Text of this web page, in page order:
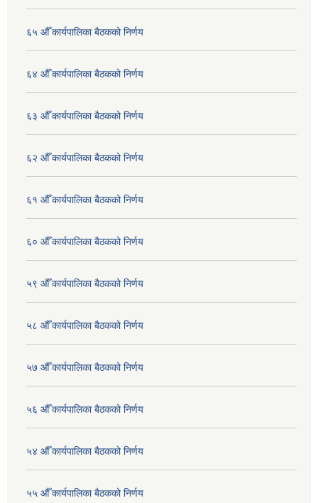
६५ औँ कार्यपालिका बैठकको निर्णय
६४ औँ कार्यपालिका बैठकको निर्णय
६३ औँ कार्यपालिका बैठकको निर्णय
६२ औँ कार्यपालिका बैठकको निर्णय
६१ औँ कार्यपालिका बैठकको निर्णय
६० औँ कार्यपालिका बैठकको निर्णय
५९ औँ कार्यपालिका बैठकको निर्णय
५८ औँ कार्यपालिका बैठकको निर्णय
५७ औँ कार्यपालिका बैठकको निर्णय
५६ औँ कार्यपालिका बैठकको निर्णय
५४ औँ कार्यपालिका बैठकको निर्णय
५५ औँ कार्यपालिका बैठकको निर्णय